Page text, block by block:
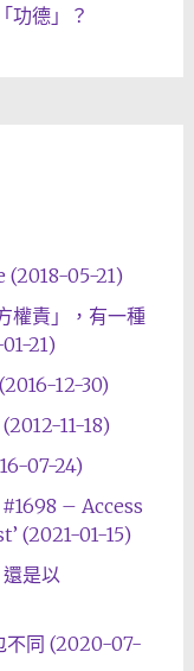
功德」？
(2018-05-21)
權責」，有一種
21)
12-30)
11-18)
07-24)
– Access
(2021-01-15)
是以
不同 (2020-07-